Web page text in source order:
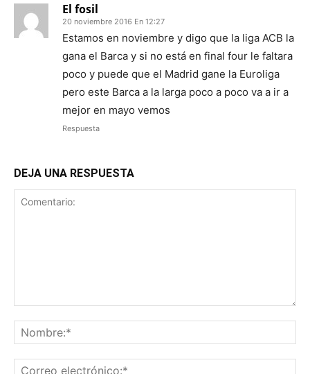
El fosil
20 noviembre 2016 En 12:27
Estamos en noviembre y digo que la liga ACB la
gana el Barca y si no está en final four le faltara
poco y puede que el Madrid gane la Euroliga
pero este Barca a la larga poco a poco va a ir a
mejor en mayo vemos
Respuesta
DEJA UNA RESPUESTA